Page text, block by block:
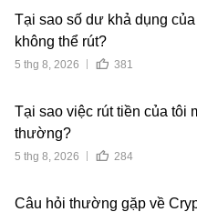
Tại sao số dư khả dụng
không thể rút?
5 thg 8, 2026 381
Tại sao việc rút tiền của tôi
thường?
5 thg 8, 2026 284
Câu hỏi thường gặp về